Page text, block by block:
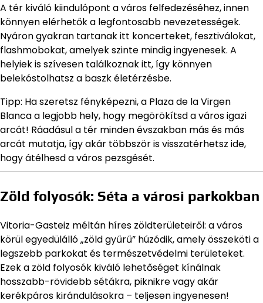
A tér kiváló kiindulópont a város felfedezéséhez, innen
könnyen elérhetők a legfontosabb nevezetességek.
Nyáron gyakran tartanak itt koncerteket, fesztiválokat,
flashmobokat, amelyek szinte mindig ingyenesek. A
helyiek is szívesen találkoznak itt, így könnyen
belekóstolhatsz a baszk életérzésbe.
Tipp: Ha szeretsz fényképezni, a Plaza de la Virgen
Blanca a legjobb hely, hogy megörökítsd a város igazi
arcát! Ráadásul a tér minden évszakban más és más
arcát mutatja, így akár többször is visszatérhetsz ide,
hogy átélhesd a város pezsgését.
Zöld folyosók: Séta a városi parkokban
Vitoria-Gasteiz méltán híres zöldterületeiről: a város
körül egyedülálló „zöld gyűrű” húzódik, amely összeköti a
legszebb parkokat és természetvédelmi területeket.
Ezek a zöld folyosók kiváló lehetőséget kínálnak
hosszabb-rövidebb sétákra, piknikre vagy akár
kerékpáros kirándulásokra – teljesen ingyenesen!